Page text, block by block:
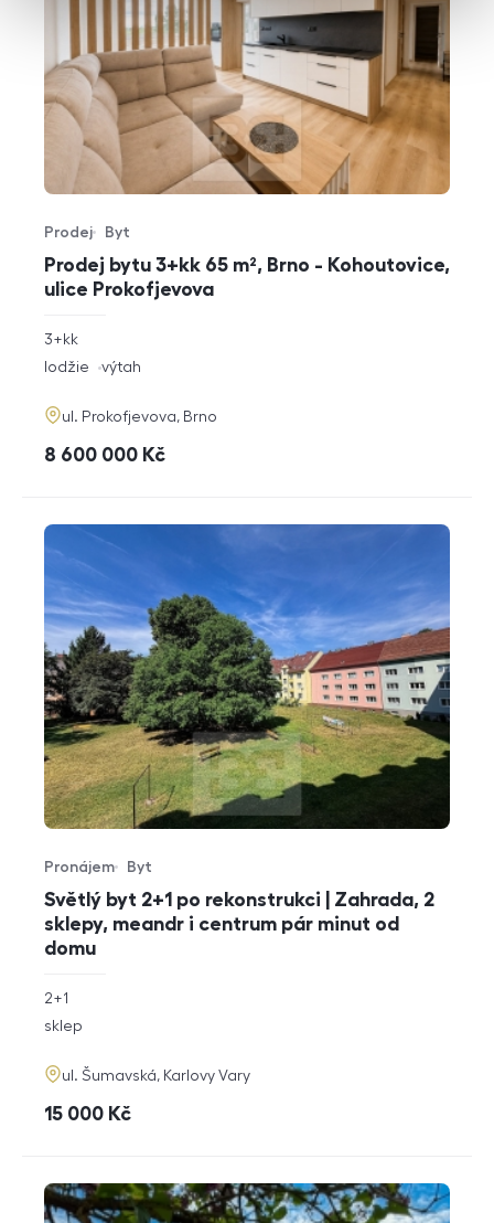
Prodej bytu 3+kk 65 m², Brno - Kohoutovice,
ulice Prokofjevova
Typ nabídky
Prodej
Typ nemovitosti
Byt
rozměry
dispozice
3+kk
funkce
lodžie výtah
adresa
ul. Prokofjevova, Brno
cena
8 600 000 Kč
Světlý byt 2+1 po rekonstrukci | Zahrada, 2
sklepy, meandr i centrum pár minut od
domu
Typ nabídky
Pronájem
Typ nemovitosti
Byt
rozměry
dispozice
2+1
funkce
sklep
adresa
ul. Šumavská, Karlovy Vary
cena
15 000 Kč